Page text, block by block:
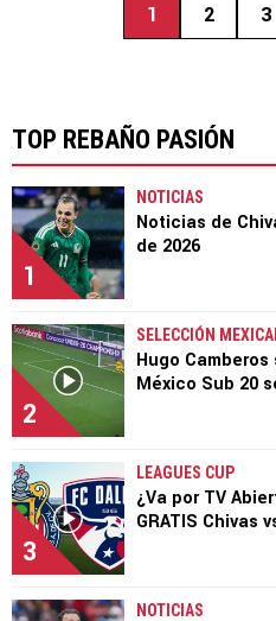
1 2 3
TOP REBAÑO PASIÓN
1
NOTICIAS
Noticias de
de 2026
2
SELECCIÓN
Hugo
México Sub 20
3
LEAGUES CUP
¿Va por TV
GRATIS Chivas
NOTICIAS